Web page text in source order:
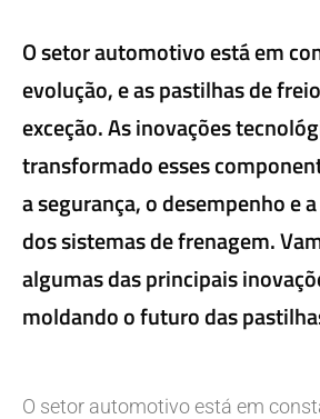
O setor automotivo está em
evolução, e as pastilhas de
exceção. As inovações
transformado esses
a segurança, o desempenho e
dos sistemas de frenagem.
algumas das principais
moldando o futuro das
O setor automotivo está em